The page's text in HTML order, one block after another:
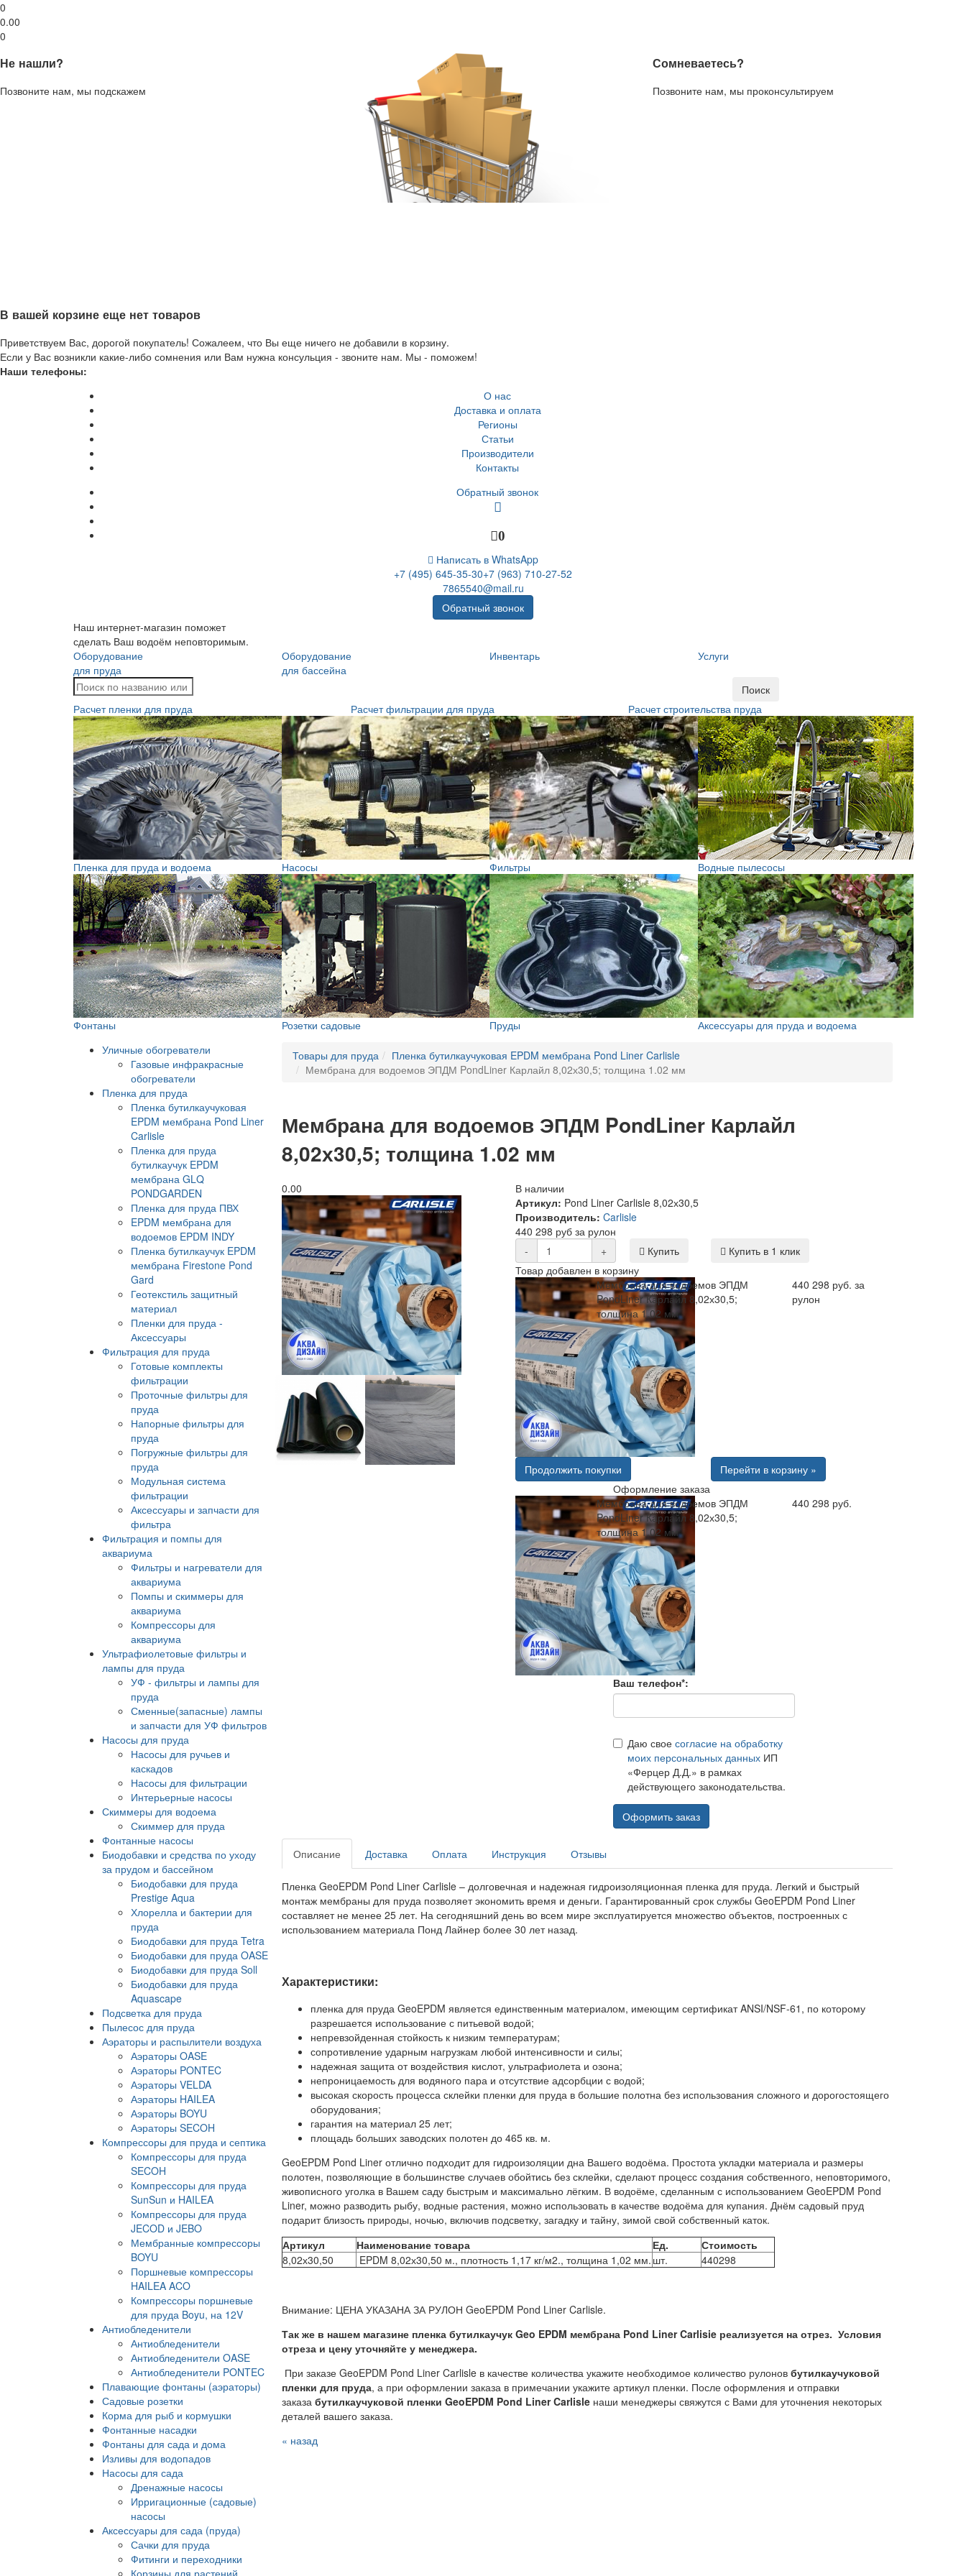
0
0.00
0
Не нашли?
Позвоните нам, мы подскажем
Сомневаетесь?
Позвоните нам, мы проконсультируем
В вашей корзине еще нет товаров
Приветствуем Вас, дорогой покупатель! Сожалеем, что Вы еще ничего не добавили в корзину.
Если у Вас возникли какие-либо сомнения или Вам нужна консульция - звоните нам. Мы - поможем!
Наши телефоны:
О нас
Доставка и оплата
Регионы
Статьи
Производители
Контакты
Обратный звонок
0
Написать в WhatsApp
+7 (495) 645-35-30+7 (963) 710-27-52
7865540@mail.ru
Обратный звонок
Наш интернет-магазин поможет
сделать Ваш водоём неповторимым.
Оборудование
для пруда
Оборудование
для бассейна
Инвентарь Услуги
Поиск
Расчет пленки для пруда
Расчет фильтрации для пруда Расчет строительства пруда
Пленка для пруда и водоема Насосы Фильтры Водные пылесосы
Фонтаны Розетки садовые Пруды
Аксессуары для пруда и водоема
Уличные обогреватели
Газовые инфракрасные
обогреватели
Пленка для пруда
Пленка бутилкаучуковая
EPDM мембрана Pond Liner
Carlisle
Пленка для пруда
бутилкаучук EPDM
мембрана GLQ
PONDGARDEN
Пленка для пруда ПВХ
EPDM мембрана для
водоемов EPDM INDY
Пленка бутилкаучук EPDM
мембрана Firestone Pond
Gard
Геотекстиль защитный
материал
Пленки для пруда -
Аксессуары
Фильтрация для пруда
Готовые комплекты
фильтрации
Проточные фильтры для
пруда
Напорные фильтры для
пруда
Погружные фильтры для
пруда
Модульная система
фильтрации
Аксессуары и запчасти для
фильтра
Фильтрация и помпы для
аквариума
Фильтры и нагреватели для
аквариума
Помпы и скиммеры для
аквариума
Компрессоры для
аквариума
Ультрафиолетовые фильтры и
лампы для пруда
УФ - фильтры и лампы для
пруда
Сменные(запасные) лампы
и запчасти для УФ фильтров
Насосы для пруда
Насосы для ручьев и
каскадов
Насосы для фильтрации
Интерьерные насосы
Скиммеры для водоема
Скиммер для пруда
Фонтанные насосы
Биодобавки и средства по уходу
за прудом и бассейном
Биодобавки для пруда
Prestige Aqua
Хлорелла и бактерии для
пруда
Биодобавки для пруда Tetra
Биодобавки для пруда OASE
Биодобавки для пруда Soll
Биодобавки для пруда
Aquascape
Подсветка для пруда
Пылесос для пруда
Аэраторы и распылители воздуха
Аэраторы OASE
Аэраторы PONTEC
Аэраторы VELDA
Аэраторы HAILEA
Аэраторы BOYU
Аэраторы SECOH
Компрессоры для пруда и септика
Компрессоры для пруда
SECOH
Компрессоры для пруда
SunSun и HAILEA
Компрессоры для пруда
JECOD и JEBO
Мембранные компрессоры
BOYU
Поршневые компрессоры
HAILEA ACO
Компрессоры поршневые
для пруда Boyu, на 12V
Антиобледенители
Антиобледенители
Антиобледенители OASE
Антиобледенители PONTEC
Плавающие фонтаны (аэраторы)
Садовые розетки
Корма для рыб и кормушки
Фонтанные насадки
Фонтаны для сада и дома
Изливы для водопадов
Насосы для сада
Дренажные насосы
Ирригационные (садовые)
насосы
Аксессуары для сада (пруда)
Сачки для пруда
Фитинги и переходники
Корзины для растений
Товары для пруда
Пленка бутилкаучуковая EPDM мембрана Pond Liner Carlisle
Мембрана для водоемов ЭПДМ PondLiner Карлайл 8,02х30,5; толщина 1.02 мм
Мембрана для водоемов ЭПДМ PondLiner Карлайл
8,02х30,5; толщина 1.02 мм
0.00
В наличии
Артикул: Pond Liner Carlisle 8,02х30,5
Производитель: Carlisle
440 298 руб за рулон
-
+ Купить
Купить в 1 клик
Товар добавлен в корзину
Мембрана для водоемов ЭПДМ
PondLiner Карлайл 8,02х30,5;
толщина 1.02 мм
440 298 руб. за
рулон
Продолжить покупки
Перейти в корзину »
Оформление заказа
Мембрана для водоемов ЭПДМ
PondLiner Карлайл 8,02х30,5;
толщина 1.02 мм
440 298 руб.
Ваш телефон*:
Даю свое согласие на обработку
моих персональных данныхИП
«Ферцер Д.Д.» в рамках
действующего законодательства.
Оформить заказ
Описание Доставка Оплата Инструкция Отзывы
Пленка GeoEPDM Pond Liner Carlisle – долговечная и надежная гидроизоляционная пленка для пруда. Легкий и быстрый
монтаж мембраны для пруда позволяет экономить время и деньги. Гарантированный срок службы GeoEPDM Pond Liner
составляет не менее 25 лет. На сегодняшний день во всем мире эксплуатируется множество объектов, построенных с
использованием материала Понд Лайнер более 30 лет назад.
Характеристики:
пленка для пруда GeoEPDM является единственным материалом, имеющим сертификат ANSI/NSF-61, по которому
разрешается использование с питьевой водой;
непревзойденная стойкость к низким температурам;
сопротивление ударным нагрузкам любой интенсивности и силы;
надежная защита от воздействия кислот, ультрафиолета и озона;
непроницаемость для водяного пара и отсутствие адсорбции с водой;
высокая скорость процесса склейки пленки для пруда в большие полотна без использования сложного и дорогостоящего
оборудования;
гарантия на материал 25 лет;
площадь больших заводских полотен до 465 кв. м.
GeoEPDM Pond Liner отлично подходит для гидроизоляции дна Вашего водоёма. Простота укладки материала и размеры
полотен, позволяющие в большинстве случаев обойтись без склейки, сделают процесс создания собственного, неповторимого,
живописного уголка в Вашем саду быстрым и максимально лёгким. В водоёме, сделанным с использованием GeoEPDM Pond
Liner, можно разводить рыбу, водные растения, можно использовать в качестве водоёма для купания. Днём садовый пруд
подарит близость природы, ночью, включив подсветку, загадку и тайну, зимой свой собственный каток.
Артикул
Наименование товара Ед.
Стоимость
8,02х30,50
EPDM 8,02х30,50 м., плотность 1,17 кг/м2., толщина 1,02 мм. шт. 440298
Внимание: ЦЕНА УКАЗАНА ЗА РУЛОН GeoEPDM Pond Liner Carlisle.
Так же в нашем магазине пленка бутилкаучук Geo EPDM мембрана Pond Liner Carlisie реализуется на отрез. Условия
отреза и цену уточняйте у менеджера.
При заказе GeoEPDM Pond Liner Carlisle в качестве количества укажите необходимое количество рулонов бутилкаучуковой
пленки для пруда, а при оформлении заказа в примечании укажите артикул пленки. После оформления и отправки
заказа бутилкаучуковой пленки GeoEPDM Pond Liner Carlisleнаши менеджеры свяжутся с Вами для уточнения некоторых
деталей вашего заказа.
« назад